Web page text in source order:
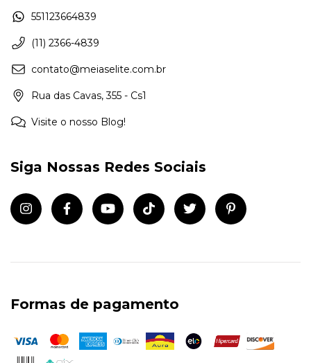
551123664839
(11) 2366-4839
contato@meiaselite.com.br
Rua das Cavas, 355 - Cs1
Visite o nosso Blog!
Siga Nossas Redes Sociais
Formas de pagamento